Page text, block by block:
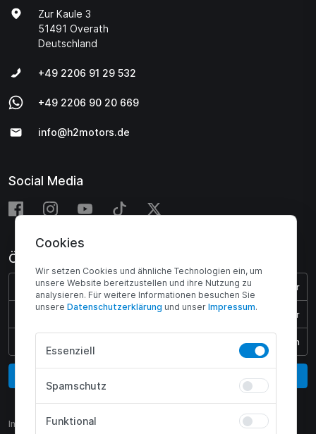
Zur Kaule 3
51491 Overath
Deutschland
+49 2206 91 29 532
+49 2206 90 20 669
info@h2motors.de
Social Media
Öffnungszeiten
Montag - Donnerstag: 08:00 - 17:00 Uhr
08:00 - 15:45 Uhr
Geschlossen
Impressum
Cookies
Wir setzen Cookies und ähnliche Technologien ein, um
unsere Website bereitzustellen und ihre Nutzung zu
analysieren. Für weitere Informationen besuchen Sie
unsere Daten­schutz­erklärung und unser Impressum.
Essenziell
Spamschutz
Funktional